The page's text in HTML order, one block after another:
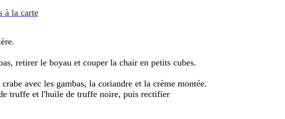
à la carte
retirer le boyau et couper la chair en petits cubes.
avec les gambas, la coriandre et la crème montée.
truffe et l'huile de truffe noire, puis rectifier